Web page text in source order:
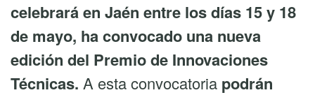
celebrará en Jaén entre los días 15 y 18
de mayo, ha convocado una nueva
edición del Premio de Innovaciones
Técnicas. A esta convocatoria podrán